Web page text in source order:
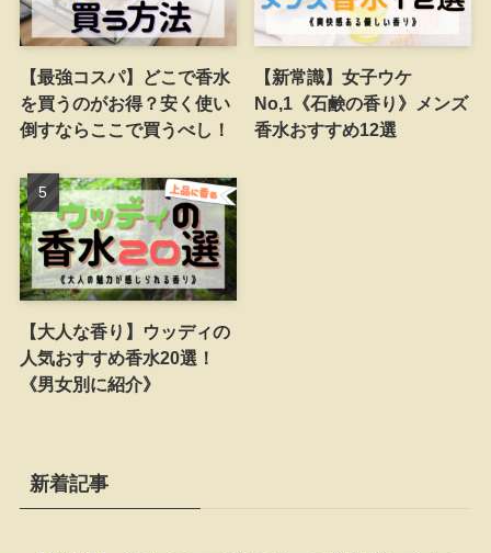
【最強コスパ】どこで香水
を買うのがお得？安く使い
倒すならここで買うべし！
【新常識】女子ウケ
No,1《石鹸の香り》メンズ
香水おすすめ12選
【大人な香り】ウッディの
人気おすすめ香水20選！
《男女別に紹介》
新着記事